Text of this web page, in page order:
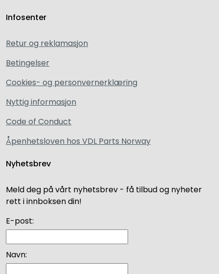
Infosenter
Retur og reklamasjon
Betingelser
Cookies- og personvernerklæring
Nyttig informasjon
Code of Conduct
Åpenhetsloven hos VDL Parts Norway
Nyhetsbrev
Meld deg på vårt nyhetsbrev - få tilbud og nyheter
rett i innboksen din!
E-post:
Navn: